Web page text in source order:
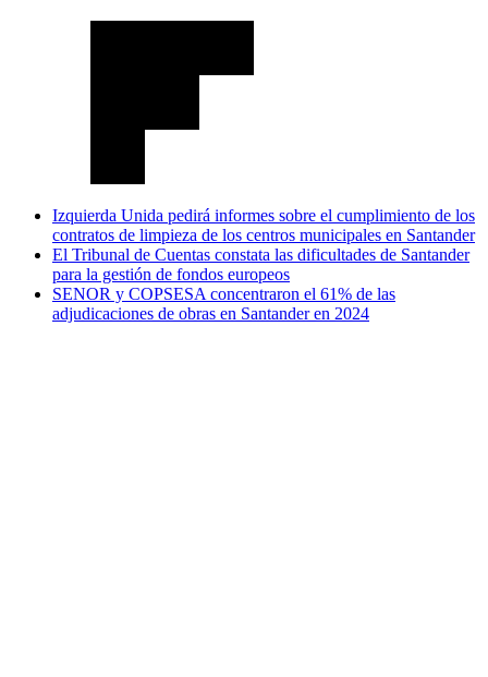
Izquierda Unida pedirá informes sobre el cumplimiento de los
contratos de limpieza de los centros municipales en Santander
El Tribunal de Cuentas constata las dificultades de Santander
para la gestión de fondos europeos
SENOR y COPSESA concentraron el 61% de las
adjudicaciones de obras en Santander en 2024